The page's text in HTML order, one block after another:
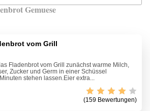
Gemuese
vom Grill
Fladenbrot vom Grill zunächst warme Milch,
Zucker und Germ in einer Schüssel
stehen lassen.Eier extra...
(159 Bewertungen)